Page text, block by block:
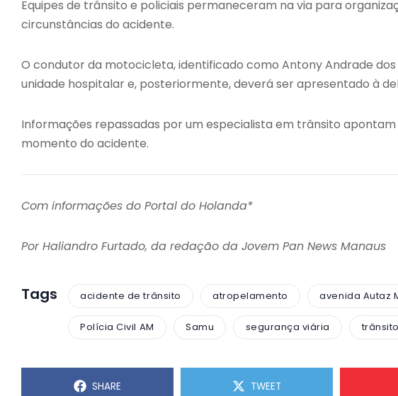
Equipes de trânsito e policiais permaneceram na via para
circunstâncias do acidente.
O condutor da motocicleta, identificado como Antony Andrade dos
unidade hospitalar e, posteriormente, deverá ser apresentado à
Informações repassadas por um especialista em trânsito
momento do acidente.
Com informações do Portal do Holanda*
Por Haliandro Furtado, da redação da Jovem Pan News Manaus
Tags acidente de trânsito atropelamento avenida Autaz
Polícia Civil AM Samu segurança viária
SHARE TWEET